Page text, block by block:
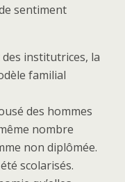
sentiment
institutrices, la
familial
des hommes
nombre
non diplômée.
scolarisés.